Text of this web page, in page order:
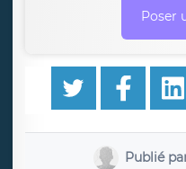
Poser
Publié